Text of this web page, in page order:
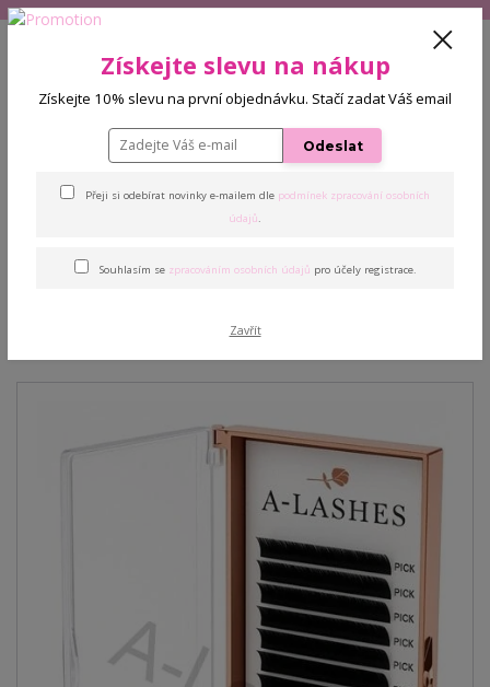
0 Kč
Umělé řasy Mink 0,05 C 12 mm
Získejte slevu na nákup
Získejte 10% slevu na první objednávku. Stačí zadat Váš email
Odeslat
Přeji si odebírat novinky e-mailem dle podmínek zpracování osobních
údajů.
Souhlasím se zpracováním osobních údajů pro účely registrace.
Zavřít